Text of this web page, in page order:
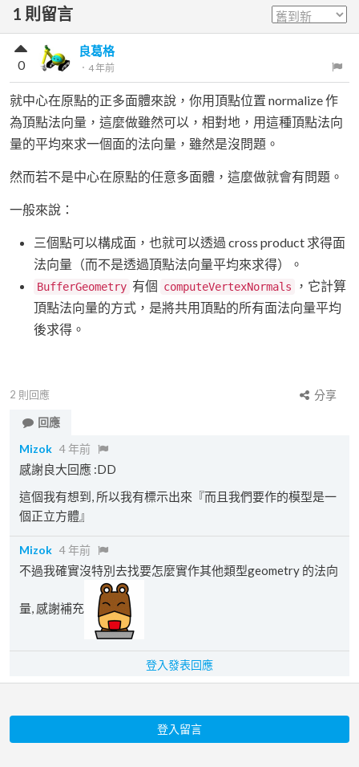
1 則留言
良葛格
． 4 年前
0
就中心在原點的正多面體來說，你用頂點位置 normalize 作
為頂點法向量，這麼做雖然可以，相對地，用這種頂點法向
量的平均來求一個面的法向量，雖然是沒問題。
然而若不是中心在原點的任意多面體，這麼做就會有問題。
一般來說：
三個點可以構成面，也就可以透過 cross product 求得面
法向量（而不是透過頂點法向量平均來求得）。
BufferGeometry 有個 computeVertexNormals
，它計算
頂點法向量的方式，是將共用頂點的所有面法向量平均
後求得。
2 則回應
分享
回應
Mizok 4 年前
感謝良大回應 :DD
這個我有想到, 所以我有標示出來『而且我們要作的模型是一
個正立方體』
Mizok 4 年前
不過我確實沒特別去找要怎麼實作其他類型geometry 的法向
量, 感謝補充
登入發表回應
登入留言